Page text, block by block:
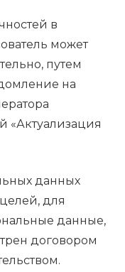
в
может
путем
на
«Актуализация
данных
для
данные,
договором